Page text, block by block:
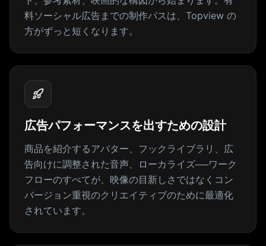
料ソーシャル広告までの制作パスは、Topview の
方がずっと短くなります。
広告パフォーマンスを出すための設計
商品を紹介するアバター、フックライブラリ、広
告向けに調整された音声、ローカライズ──ワーク
フローのすべてが、映像の目新しさではなくコン
バージョン重視のクリエイティブのために最適化
されています。